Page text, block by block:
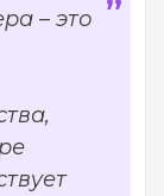
– это